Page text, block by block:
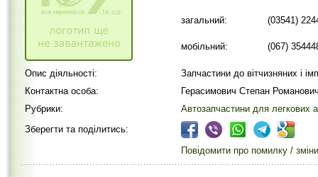
загальний: (03541)
мобільний: (067)
Опис діяльності:
Запчастини до вітчизняних і
Контактна особа:
Герасимович Степан
Рубрики:
Автозапчастини для легкових
Зберегти та поділитись:
Повідомити про помилку / зміни